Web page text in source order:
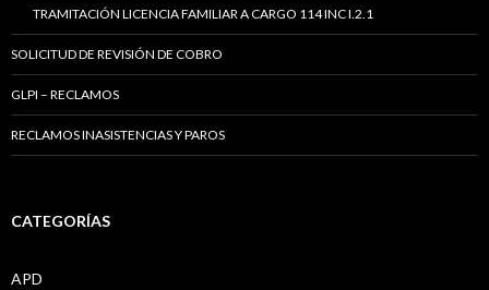
TRAMITACIÓN LICENCIA FAMILIAR A CARGO 114 INC I.2.1
SOLICITUD DE REVISIÓN DE COBRO
GLPI – RECLAMOS
RECLAMOS INASISTENCIAS Y PAROS
CATEGORÍAS
APD